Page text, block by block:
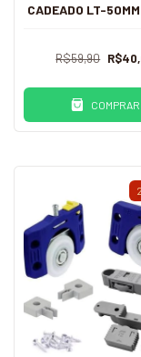
CADEADO LT-
R$59,90
COMPRAR